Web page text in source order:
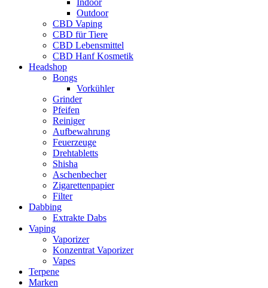
Indoor
Outdoor
CBD Vaping
CBD für Tiere
CBD Lebensmittel
CBD Hanf Kosmetik
Headshop
Bongs
Vorkühler
Grinder
Pfeifen
Reiniger
Aufbewahrung
Feuerzeuge
Drehtabletts
Shisha
Aschenbecher
Zigarettenpapier
Filter
Dabbing
Extrakte Dabs
Vaping
Vaporizer
Konzentrat Vaporizer
Vapes
Terpene
Marken